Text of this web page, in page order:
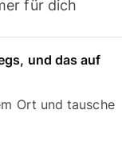
für dich
und das auf
Ort und tausche